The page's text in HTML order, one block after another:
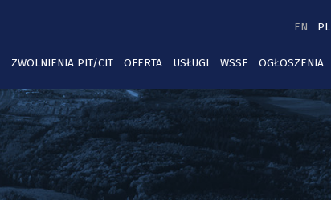
PL
EN
ZWOLNIENIA PIT/CIT OFERTA USŁUGI WSSE OGŁOSZENIA